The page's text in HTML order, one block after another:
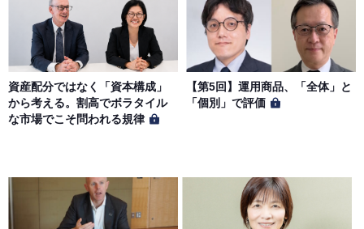
資産配分ではなく「資本構成」
から考える。割高でボラタイル
な市場でこそ問われる規律
【第5回】運用商品、「全体」と
「個別」で評価